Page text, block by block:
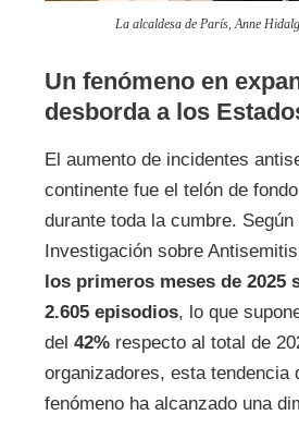
La alcaldesa de París, Anne
Un fenómeno en
desborda a los
El aumento de incidentes
continente fue el telón de
durante toda la cumbre.
Investigación sobre
los primeros meses de 2025
2.605 episodios, lo que
del 42%respecto al total de
organizadores, esta tendencia
fenómeno ha alcanzado una